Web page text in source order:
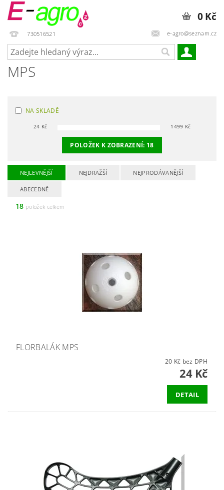
730516521 e-agro@seznam.cz
0 Kč
MPS
NA SKLADĚ
24 Kč 1499 Kč
POLOŽEK K ZOBRAZENÍ: 18
NEJLEVNĚJŠÍ NEJDRAŽŠÍ NEJPRODÁVANĚJŠÍ
ABECEDNĚ
18 položek celkem
FLORBALÁK MPS
20 Kč bez DPH
24 Kč
DETAIL